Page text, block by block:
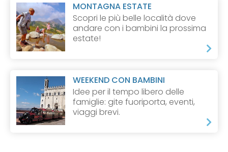
MONTAGNA ESTATE
Scopri le più belle località dove
andare con i bambini la prossima
estate!
WEEKEND CON BAMBINI
Idee per il tempo libero delle
famiglie: gite fuoriporta, eventi,
viaggi brevi.